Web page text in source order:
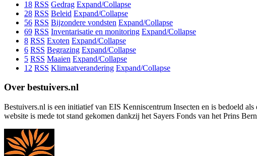
18 RSS Gedrag Expand/Collapse
28 RSS Beleid Expand/Collapse
56 RSS Bijzondere vondsten Expand/Collapse
69 RSS Inventarisatie en monitoring Expand/Collapse
8 RSS Exoten Expand/Collapse
6 RSS Begrazing Expand/Collapse
5 RSS Maaien Expand/Collapse
12 RSS Klimaatverandering Expand/Collapse
Over bestuivers.nl
Bestuivers.nl is een initiatief van EIS Kenniscentrum Insecten en is bedoeld
website is mede tot stand gekomen dankzij het Sayers Fonds van het Prins